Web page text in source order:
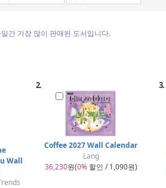
간 가장 많이 판매된 도서입니다.
Wall
2.
Coffee 2027 Wall Calendar
Lang
36,230원(0%할인 / 1,090원)
3.